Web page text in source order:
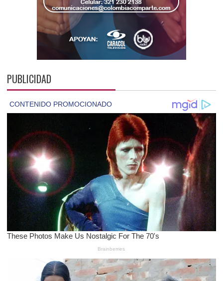
PUBLICIDAD